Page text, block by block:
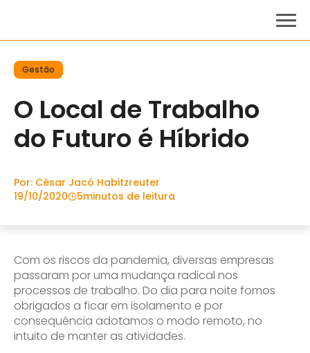
Gestão
O Local de Trabalho
do Futuro é Híbrido
Por: César Jacó Habitzreuter
19/10/2020
5minutos de leitura
Com os riscos da pandemia, diversas empresas
passaram por uma mudança radical nos
processos de trabalho. Do dia para noite fomos
obrigados a ficar em isolamento e por
consequência adotamos o modo remoto, no
intuito de manter as atividades.